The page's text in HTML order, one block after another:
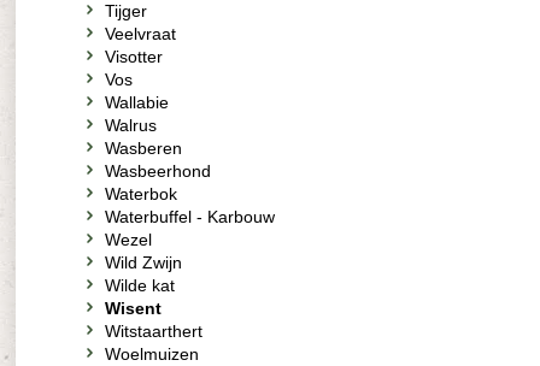
Tijger
Veelvraat
Visotter
Vos
Wallabie
Walrus
Wasberen
Wasbeerhond
Waterbok
Waterbuffel - Karbouw
Wezel
Wild Zwijn
Wilde kat
Wisent
Witstaarthert
Woelmuizen